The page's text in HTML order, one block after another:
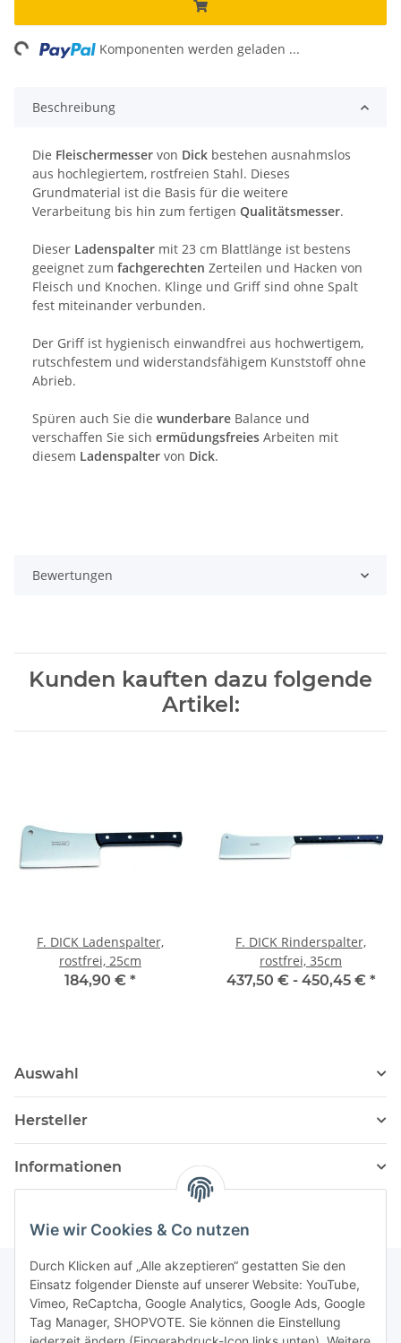
Wie wir Cookies & Co nutzen
Durch Klicken auf „Alle akzeptieren“ gestatten Sie den
Einsatz folgender Dienste auf unserer Website: YouTube,
Vimeo, ReCaptcha, Google Analytics, Google Ads, Google
Tag Manager, SHOPVOTE. Sie können die Einstellung
Komponenten werden geladen ...
Beschreibung
Die Fleischermesser von Dick bestehen ausnahmslos
aus hochlegiertem, rostfreien Stahl. Dieses
Grundmaterial ist die Basis für die weitere
Verarbeitung bis hin zum fertigen Qualitätsmesser.
Dieser Ladenspalter mit 23 cm Blattlänge ist bestens
geeignet zum fachgerechten Zerteilen und Hacken von
Fleisch und Knochen. Klinge und Griff sind ohne Spalt
fest miteinander verbunden.
Der Griff ist hygienisch einwandfrei aus hochwertigem,
rutschfestem und widerstandsfähigem Kunststoff ohne
Abrieb.
Spüren auch Sie die wunderbare Balance und
verschaffen Sie sich ermüdungsfreies Arbeiten mit
diesem Ladenspalter von Dick.
Bewertungen
Kunden kauften dazu folgende
Artikel:
F. DICK Ladenspalter,
rostfrei, 25cm
184,90 € *
F. DICK Rinderspalter,
rostfrei, 35cm
437,50 € - 450,45 € *
Auswahl
Hersteller
Informationen
Newsletter Abonnieren